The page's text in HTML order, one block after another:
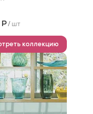
Р/ шт
коллекцию